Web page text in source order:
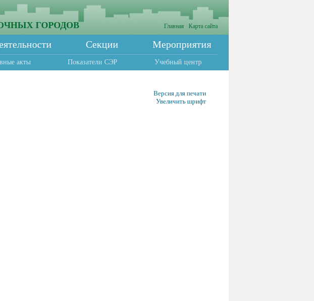
ГОРОДОВ Главная Карта сайта
Секции Мероприятия
акты Показатели СЭР Учебный центр
Версия для печати
Увеличить шрифт